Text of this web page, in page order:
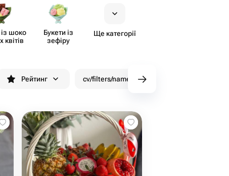
із шоко​
квітів
Букети із
зефіру
Ще категорії
Рейтинг cv/filters/name_fast_delivery